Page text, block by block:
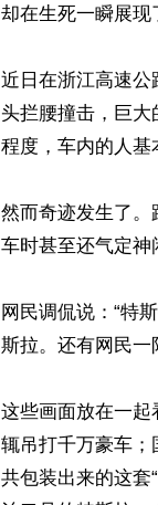
却在生死一瞬展现
近日在浙江高速公
头拦腰撞击，巨大
程度，车内的人基
然而奇迹发生了
车时甚至还气定神
网民调侃说：“特
斯拉。还有网民一
这些画面放在一起
辄吊打千万豪车；
共包装出来的这套